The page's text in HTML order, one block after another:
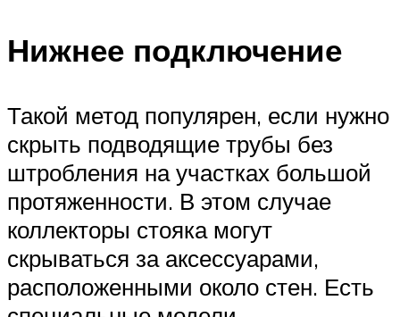
Нижнее подключение
Такой метод популярен, если нужно
скрыть подводящие трубы без
штробления на участках большой
протяженности. В этом случае
коллекторы стояка могут
скрываться за аксессуарами,
расположенными около стен. Есть